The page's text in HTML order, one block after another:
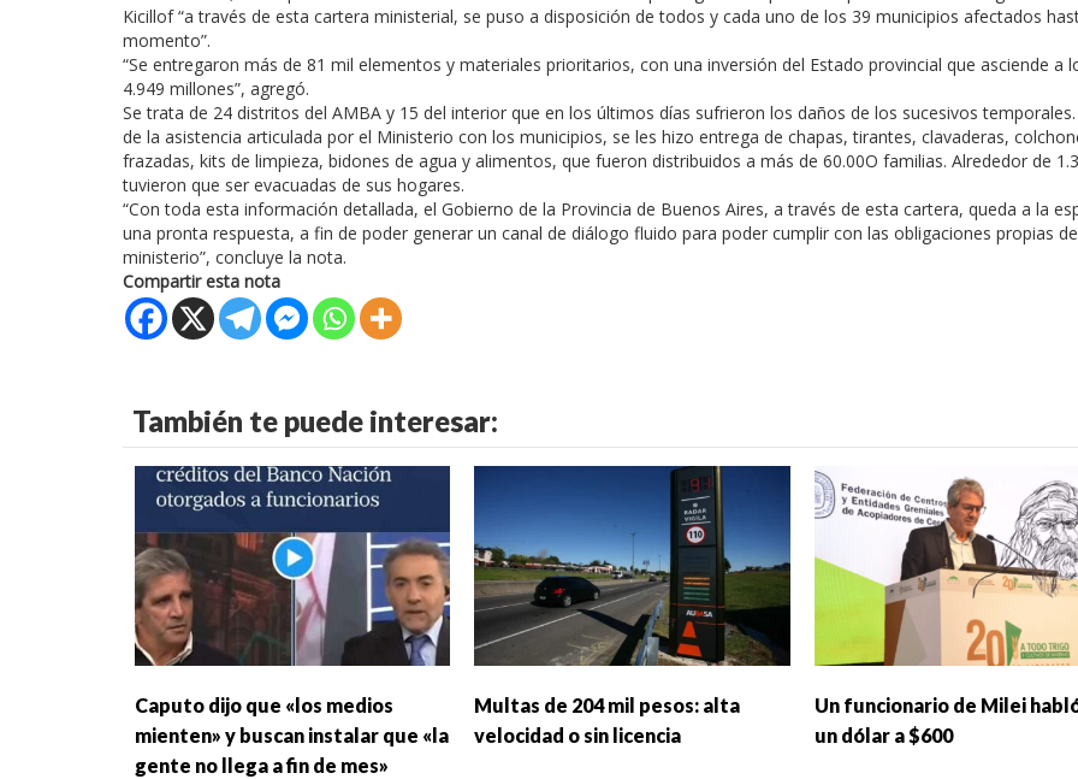
Kicillof “a través de esta cartera ministerial, se puso a disposición de todos y cada uno de los 39 municipios afectados
momento”.
“Se entregaron más de 81 mil elementos y materiales prioritarios, con una inversión del Estado provincial que asciende a
4.949 millones”, agregó.
Se trata de 24 distritos del AMBA y 15 del interior que en los últimos días sufrieron los daños de los sucesivos
de la asistencia articulada por el Ministerio con los municipios, se les hizo entrega de chapas, tirantes, clavaderas,
frazadas, kits de limpieza, bidones de agua y alimentos, que fueron distribuidos a más de 60.00O familias. Alrededor de
tuvieron que ser evacuadas de sus hogares.
“Con toda esta información detallada, el Gobierno de la Provincia de Buenos Aires, a través de esta cartera, queda a la
una pronta respuesta, a fin de poder generar un canal de diálogo fluido para poder cumplir con las obligaciones propias
ministerio”, concluye la nota.
Compartir esta nota
También te puede interesar:
Caputo dijo que «los medios
mienten» y buscan instalar que «la
gente no llega a fin de mes»
Multas de 204 mil pesos: alta
velocidad o sin licencia
Un funcionario de Milei
un dólar a $600